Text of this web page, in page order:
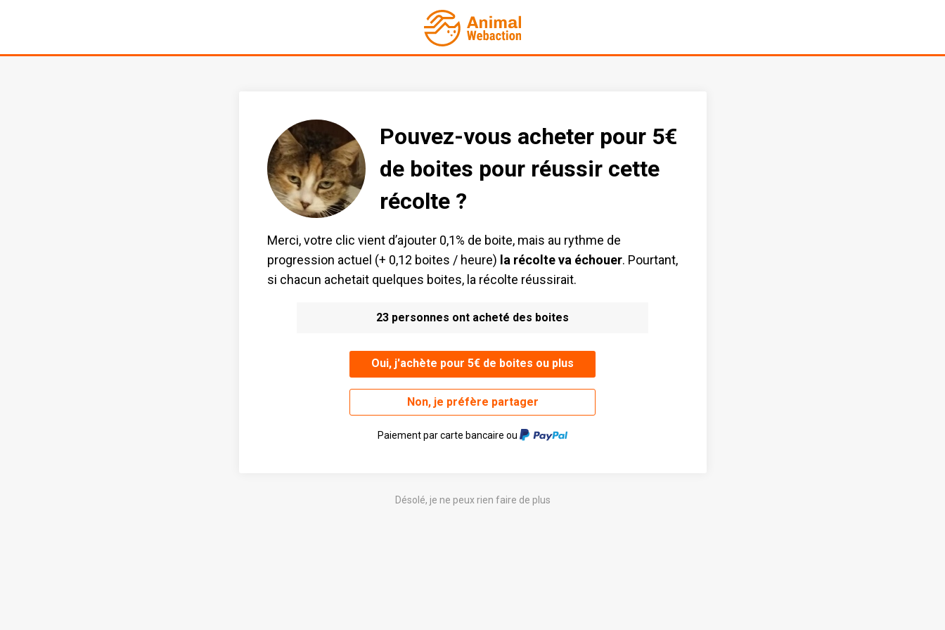
Pouvez-vous acheter pour 5€
de boites pour réussir cette
récolte ?
Merci, votre clic vient d’ajouter 0,1% de boite, mais au rythme de
progression actuel (+ 0,12 boites / heure) la récolte va échouer. Pourtant,
si chacun achetait quelques boites, la récolte réussirait.
23 personnes ont acheté des boites
Oui, j'achète pour 5€ de boites ou plus
Non, je préfère partager
Paiement par carte bancaire ou
Désolé, je ne peux rien faire de plus